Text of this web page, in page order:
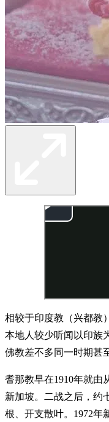
相较于印度教（兴都教
本地人较少听闻以印族
佛教差不多同一时期甚
耆那教早在1910年就由
新加坡。二战之后，约
根、开支散叶。1972年